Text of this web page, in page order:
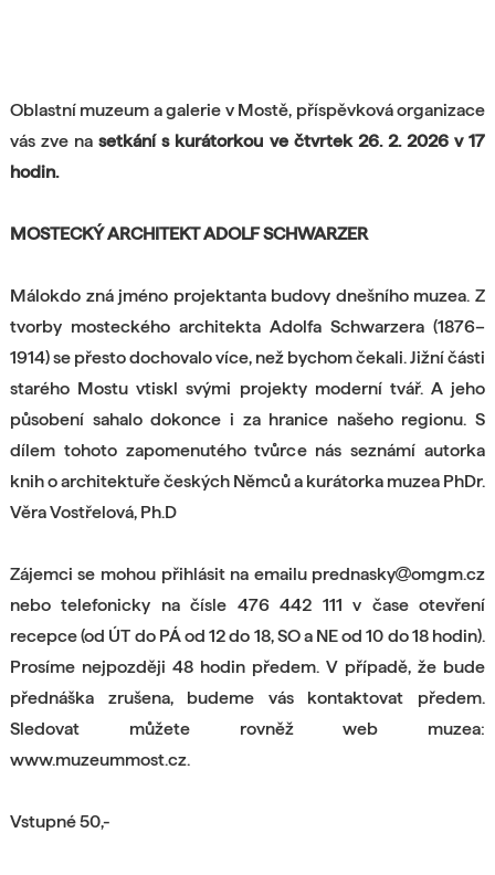
Oblastní muzeum a galerie v Mostě, příspěvková organizace
vás zve nasetkání s kurátorkou ve čtvrtek 26. 2. 2026 v 17
hodin.
MOSTECKÝ ARCHITEKT ADOLF SCHWARZER
Málokdo zná jméno projektanta budovy dnešního muzea. Z
tvorby mosteckého architekta Adolfa Schwarzera (1876–
1914) se přesto dochovalo více, než bychom čekali. Jižní části
starého Mostu vtiskl svými projekty moderní tvář. A jeho
působení sahalo dokonce i za hranice našeho regionu. S
dílem tohoto zapomenutého tvůrce nás seznámí autorka
knih o architektuře českých Němců a kurátorka muzea PhDr.
Věra Vostřelová, Ph.D
Zájemci se mohou přihlásit na emailu prednasky
omgm.cz
nebo telefonicky na čísle 476 442 111 v čase otevření
recepce (od ÚT do PÁ od 12 do 18, SO a NE od 10 do 18 hodin).
Prosíme nejpozději 48 hodin předem. V případě, že bude
přednáška zrušena, budeme vás kontaktovat předem.
Sledovat můžete rovněž web muzea:
www.muzeummost.cz.
Vstupné 50,-